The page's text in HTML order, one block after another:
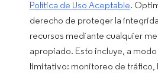
Política de Uso Aceptable.
derecho de proteger la
recursos mediante cualquier
apropiado. Esto incluye, a
limitativo: monitoreo de tráfico,